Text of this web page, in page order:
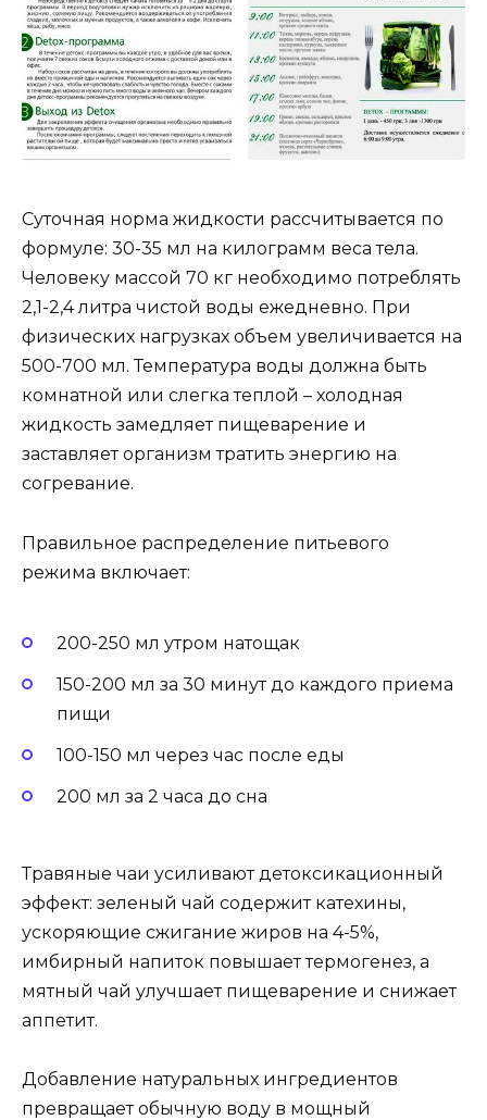
Суточная норма жидкости рассчитывается по
формуле: 30-35 мл на килограмм веса тела.
Человеку массой 70 кг необходимо потреблять
2,1-2,4 литра чистой воды ежедневно. При
физических нагрузках объем увеличивается на
500-700 мл. Температура воды должна быть
комнатной или слегка теплой – холодная
жидкость замедляет пищеварение и
заставляет организм тратить энергию на
согревание.
Правильное распределение питьевого
режима включает:
200-250 мл утром натощак
150-200 мл за 30 минут до каждого приема
пищи
100-150 мл через час после еды
200 мл за 2 часа до сна
Травяные чаи усиливают детоксикационный
эффект: зеленый чай содержит катехины,
ускоряющие сжигание жиров на 4-5%,
имбирный напиток повышает термогенез, а
мятный чай улучшает пищеварение и снижает
аппетит.
Добавление натуральных ингредиентов
превращает обычную воду в мощный